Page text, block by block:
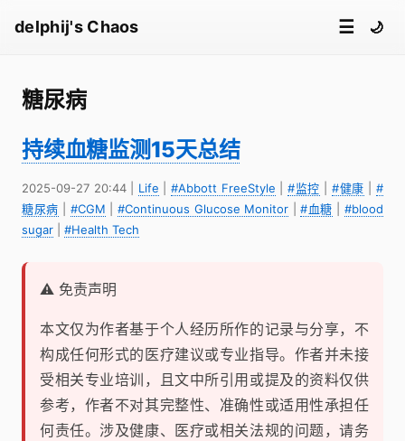
delphij's Chaos ☰ 🌙
糖尿病
持续血糖监测15天总结
2025-09-27 20:44| Life |#Abbott FreeStyle #监控 |#健康 |#
糖尿病
#CGM #Continuous Glucose Monitor |#血糖
#blood
sugar
#Health Tech
⚠️ 免责声明
本文仅为作者基于个人经历所作的记录与分享，不
构成任何形式的医疗建议或专业指导。作者并未接
受相关专业培训，且文中所引用或提及的资料仅供
参考，作者不对其完整性、准确性或适用性承担任
何责任。涉及健康、医疗或相关法规的问题，请务